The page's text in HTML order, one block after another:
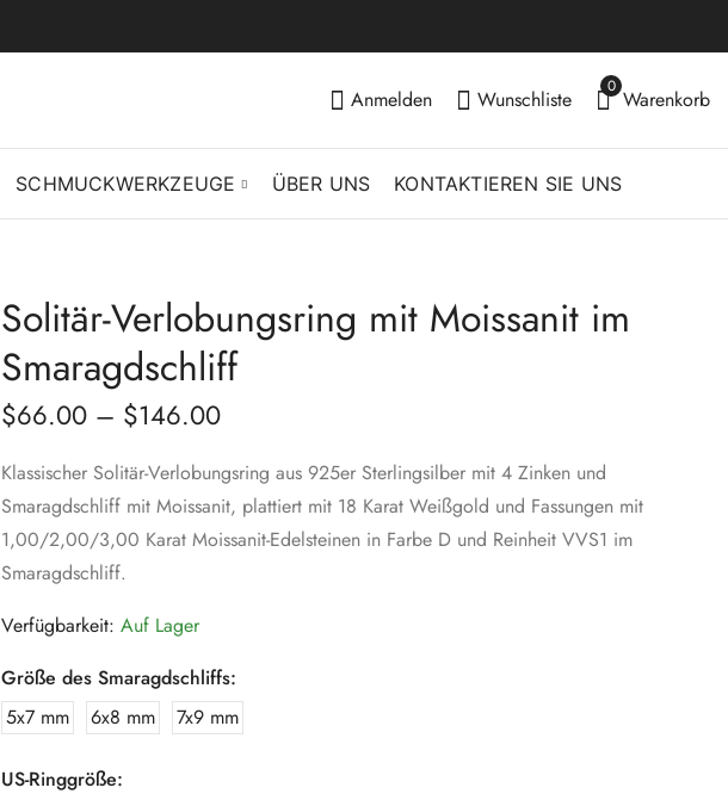
Anmelden Wunschliste
0
Warenkorb
SCHMUCKWERKZEUGE ÜBER UNS KONTAKTIEREN SIE UNS
Solitär-Verlobungsring
mit Moissanit im
Solitär-
Verlobungsring mit
Solitär-Verlobungsring mit Moissanit im
Smaragdschliff
$66.00 – $146.00
Klassischer Solitär-Verlobungsring aus 925er Sterlingsilber mit 4 Zinken und
Smaragdschliff mit Moissanit, plattiert mit 18 Karat Weißgold und Fassungen mit
1,00/2,00/3,00 Karat Moissanit-Edelsteinen in Farbe D und Reinheit VVS1 im
Smaragdschliff.
Verfügbarkeit: Auf Lager
Größe des Smaragdschliffs:
5x7 mm
6x8 mm 7x9 mm
US-Ringgröße: